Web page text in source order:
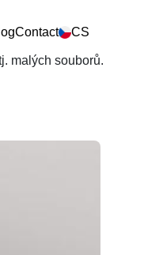
Contact CS
malých souborů.